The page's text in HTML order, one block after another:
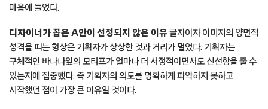
마음에 들었다.
디자이너가 꼽은 A안이 선정되지 않은 이유 글자이자 이미지의 양면적
성격을 띠는 형상은 기획자가 상상한 것과 거리가 멀었다. 기획자는
구체적인 바나나잎의 모티프가 얼마나 더 서정적이면서도 신선함을 줄 수
있는지에 집중했다. 즉 기획자의 의도를 명확하게 파악하지 못하고
시작했던 점이 가장 큰 이유일 것이다.